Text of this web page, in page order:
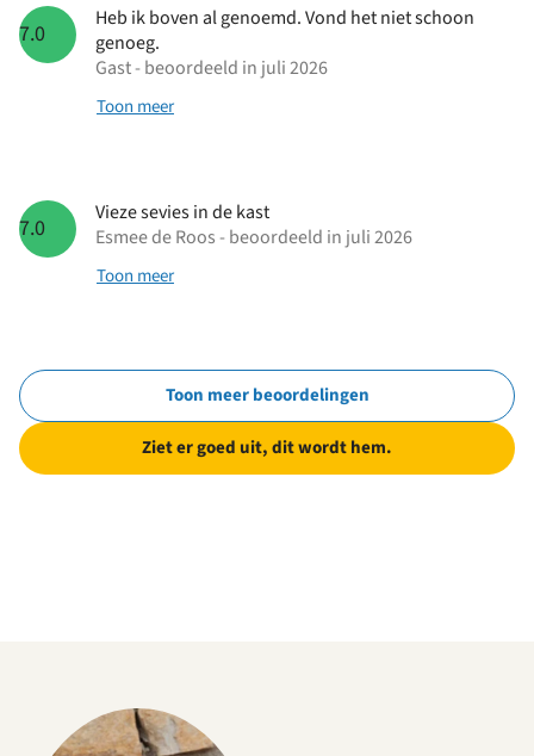
7.0
Heb ik boven al genoemd. Vond het niet schoon
genoeg.
Gast - beoordeeld in juli 2026
Toon meer
7.0
Vieze sevies in de kast
Esmee de Roos - beoordeeld in juli 2026
Toon meer
Toon meer beoordelingen
Ziet er goed uit, dit wordt hem.